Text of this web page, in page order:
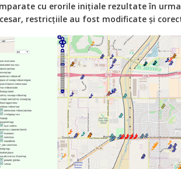
cu erorile inițiale rezultate în
restricțiile au fost modificate și